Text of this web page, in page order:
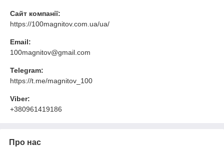
Сайт компанії:
https://100magnitov.com.ua/ua/
Email:
100magnitov@gmail.com
Telegram:
https://t.me/magnitov_100
Viber:
+380961419186
Про нас